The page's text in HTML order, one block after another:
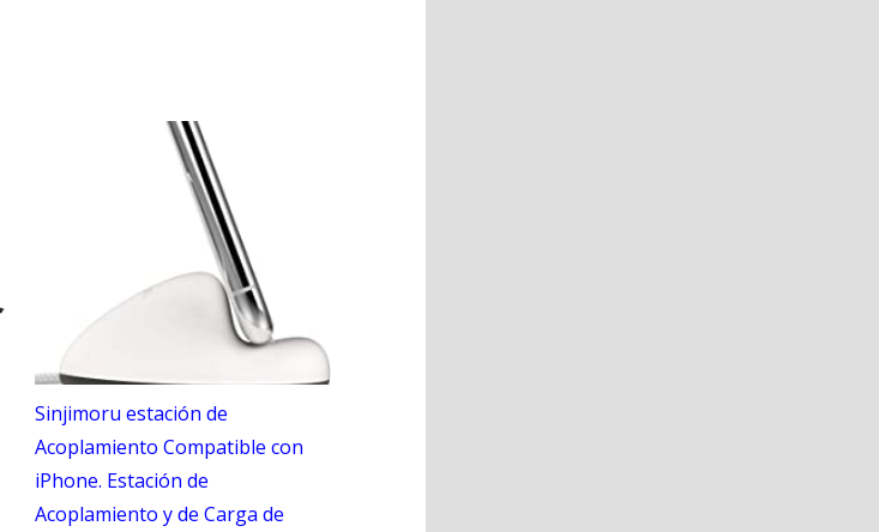
Sinjimoru estación de
Acoplamiento Compatible con
iPhone. Estación de
Acoplamiento y de Carga de